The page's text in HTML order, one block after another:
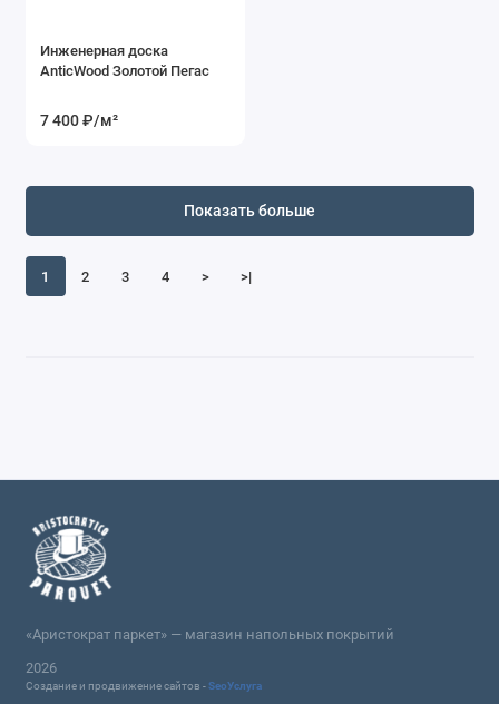
Инженерная доска
AnticWood Золотой Пегас
7 400 ₽/м²
1 2 3 4 > >|
Показать больше
«Аристократ паркет» — магазин напольных покрытий
2026
Создание и продвижение сайтов -SeoУслуга